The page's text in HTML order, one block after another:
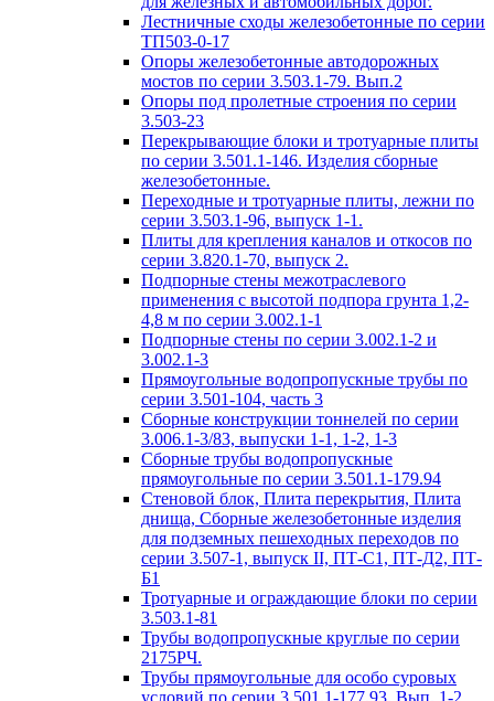
Лестничные сходы железобетонные по серии
ТП503-0-17
Опоры железобетонные автодорожных
мостов по серии 3.503.1-79. Вып.2
Опоры под пролетные строения по серии
3.503-23
Перекрывающие блоки и тротуарные плиты
по серии 3.501.1-146. Изделия сборные
железобетонные.
Переходные и тротуарные плиты, лежни по
серии 3.503.1-96, выпуск 1-1.
Плиты для крепления каналов и откосов по
серии 3.820.1-70, выпуск 2.
Подпорные стены межотраслевого
применения с высотой подпора грунта 1,2-
4,8 м по серии 3.002.1-1
Подпорные стены по серии 3.002.1-2 и
3.002.1-3
Прямоугольные водопропускные трубы по
серии 3.501-104, часть 3
Сборные конструкции тоннелей по серии
3.006.1-3/83, выпуски 1-1, 1-2, 1-3
Сборные трубы водопропускные
прямоугольные по серии 3.501.1-179.94
Стеновой блок, Плита перекрытия, Плита
днища, Сборные железобетонные изделия
для подземных пешеходных переходов по
серии 3.507-1, выпуск II, ПТ-С1, ПТ-Д2, ПТ-
Б1
Тротуарные и ограждающие блоки по серии
3.503.1-81
Трубы водопропускные круглые по серии
2175РЧ.
Трубы прямоугольные для особо суровых
условий по серии 3.501.1-177.93. Вып. 1-2